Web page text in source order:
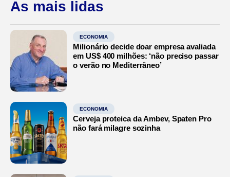
As mais lidas
ECONOMIA
Milionário decide doar empresa avaliada
em US$ 400 milhões: ‘não preciso passar
o verão no Mediterrâneo’
ECONOMIA
Cerveja proteica da Ambev, Spaten Pro
não fará milagre sozinha